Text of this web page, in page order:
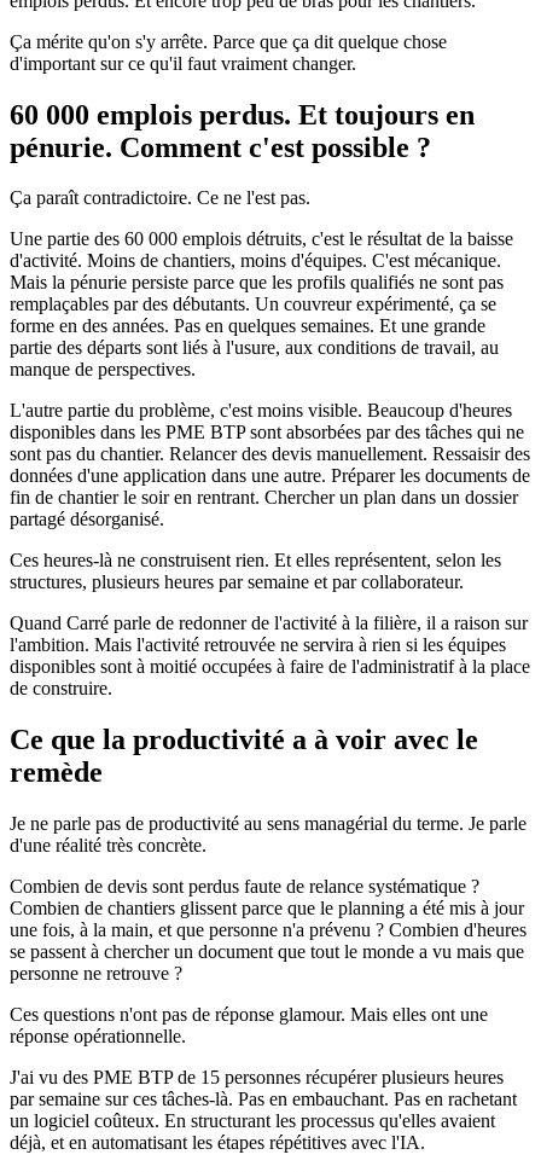
Ça mérite qu'on s'y arrête. Parce que ça dit quelque chose
d'important sur ce qu'il faut vraiment changer.
60 000 emplois perdus. Et toujours en
pénurie. Comment c'est possible ?
Ça paraît contradictoire. Ce ne l'est pas.
Une partie des 60 000 emplois détruits, c'est le résultat de la baisse
d'activité. Moins de chantiers, moins d'équipes. C'est mécanique.
Mais la pénurie persiste parce que les profils qualifiés ne sont pas
remplaçables par des débutants. Un couvreur expérimenté, ça se
forme en des années. Pas en quelques semaines. Et une grande
partie des départs sont liés à l'usure, aux conditions de travail, au
manque de perspectives.
L'autre partie du problème, c'est moins visible. Beaucoup d'heures
disponibles dans les PME BTP sont absorbées par des tâches qui ne
sont pas du chantier. Relancer des devis manuellement. Ressaisir des
données d'une application dans une autre. Préparer les documents de
fin de chantier le soir en rentrant. Chercher un plan dans un dossier
partagé désorganisé.
Ces heures-là ne construisent rien. Et elles représentent, selon les
structures, plusieurs heures par semaine et par collaborateur.
Quand Carré parle de redonner de l'activité à la filière, il a raison sur
l'ambition. Mais l'activité retrouvée ne servira à rien si les équipes
disponibles sont à moitié occupées à faire de l'administratif à la place
de construire.
Ce que la productivité a à voir avec le
remède
Je ne parle pas de productivité au sens managérial du terme. Je parle
d'une réalité très concrète.
Combien de devis sont perdus faute de relance systématique ?
Combien de chantiers glissent parce que le planning a été mis à jour
une fois, à la main, et que personne n'a prévenu ? Combien d'heures
se passent à chercher un document que tout le monde a vu mais que
personne ne retrouve ?
Ces questions n'ont pas de réponse glamour. Mais elles ont une
réponse opérationnelle.
J'ai vu des PME BTP de 15 personnes récupérer plusieurs heures
par semaine sur ces tâches-là. Pas en embauchant. Pas en rachetant
un logiciel coûteux. En structurant les processus qu'elles avaient
déjà, et en automatisant les étapes répétitives avec l'IA.